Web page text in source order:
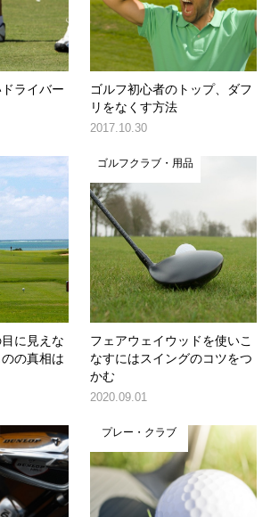
ライバー
ゴルフ初心者のトップ、ダフ
リをなくす方法
2017.10.30
に見えな
の真相は
ゴルフクラブ・用品
フェアウェイウッドを使いこ
なすにはスイングのコツをつ
かむ
2020.09.01
プレー・クラブ